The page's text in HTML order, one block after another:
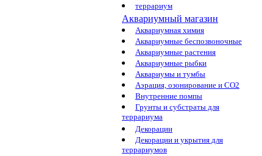
террариум
Аквариумный магазин
Аквариумная химия
Аквариумные беспозвоночные
Аквариумные растения
Аквариумные рыбки
Аквариумы и тумбы
Аэрация, озонирование и CO2
Внутренние помпы
Грунты и субстраты для
террариума
Декорации
Декорации и укрытия для
террариумов